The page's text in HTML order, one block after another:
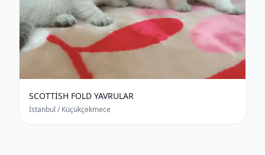
SCOTTİSH FOLD YAVRULAR
İstanbul / Küçükçekmece